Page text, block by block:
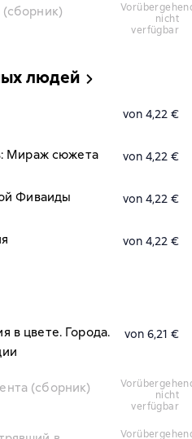
vorübergehend
nicht
verfügbar
людей
von 4,22 €
Мираж сюжета von 4,22 €
Фиваиды von 4,22 €
von 4,22 €
в цвете. Города.
von 6,21 €
(сборник)
vorübergehend
nicht
verfügbar
vorübergehend